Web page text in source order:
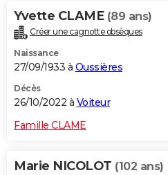
Yvette CLAME (89 ans)
Créer une cagnotte obsèques
Naissance
27/09/1933 à Oussières
Décès
26/10/2022 à Voiteur
Famille CLAME
Marie NICOLOT (102 ans)